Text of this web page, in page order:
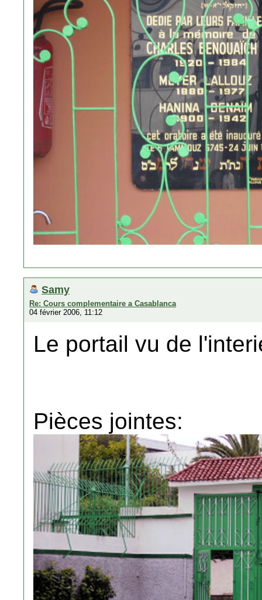
Samy
Re: Cours complementaire a Casablanca
04 février 2006, 11:12
Le portail vu de
Pièces jointes: